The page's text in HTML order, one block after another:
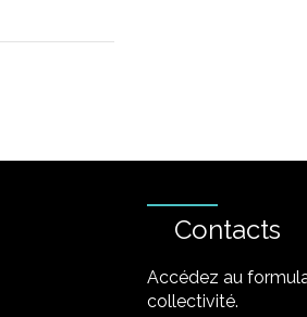
Contacts
Accédez au
collectivité.